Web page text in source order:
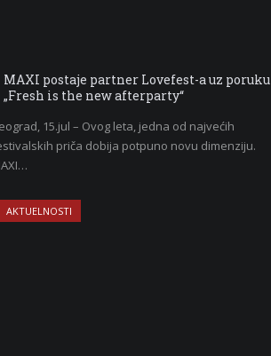
MAXI postaje partner Lovefest-a uz poruku
„Fresh is the new afterparty“
15.jul – Ovog leta, jedna od najvećih
priča dobija potpuno novu dimenziju.
AKTUELNOSTI